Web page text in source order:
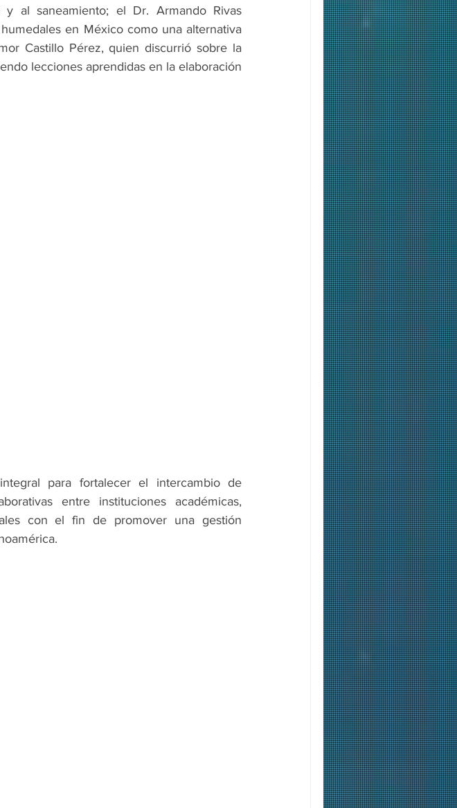
al saneamiento; el Dr. Armando Rivas
en México como una alternativa
Castillo Pérez, quien discurrió sobre la
lecciones aprendidas en la elaboración
para fortalecer el intercambio de
entre instituciones académicas,
con el fin de promover una gestión